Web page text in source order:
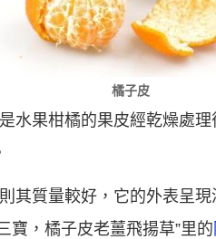
橘子皮
是水果柑橘的果皮經乾燥處
其質量較好，它的外表呈
寶，橘子皮老薑飛揚草”里的